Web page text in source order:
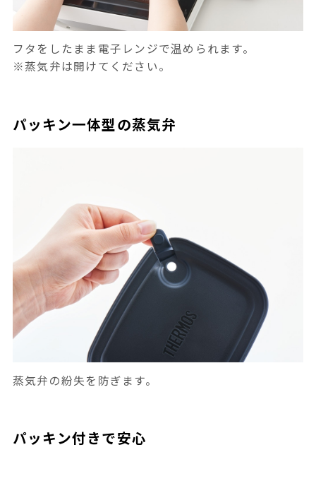
フタをしたまま電子レンジで温められます。
※蒸気弁は開けてください。
パッキン一体型の蒸気弁
蒸気弁の紛失を防ぎます。
パッキン付きで安心